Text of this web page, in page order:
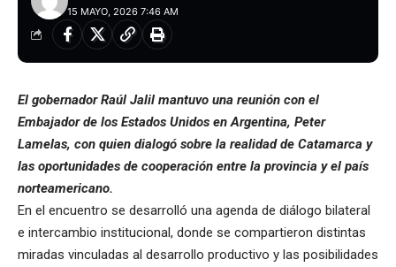
15 MAYO, 2026 7:46 AM
El gobernador Raúl Jalil mantuvo una reunión con el
Embajador de los Estados Unidos en Argentina, Peter
Lamelas, con quien dialogó sobre la realidad de Catamarca y
las oportunidades de cooperación entre la provincia y el país
norteamericano.
En el encuentro se desarrolló una agenda de diálogo bilateral
e intercambio institucional, donde se compartieron distintas
miradas vinculadas al desarrollo productivo y las posibilidades